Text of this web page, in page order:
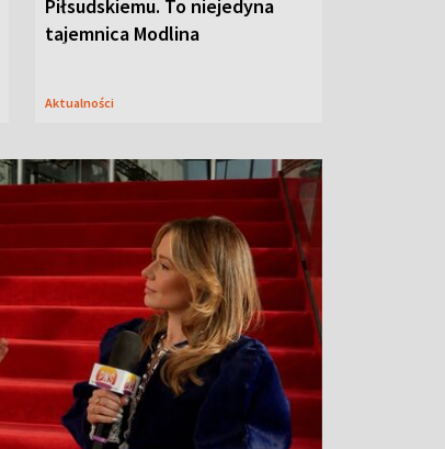
Piłsudskiemu. To niejedyna
tajemnica Modlina
Aktualności